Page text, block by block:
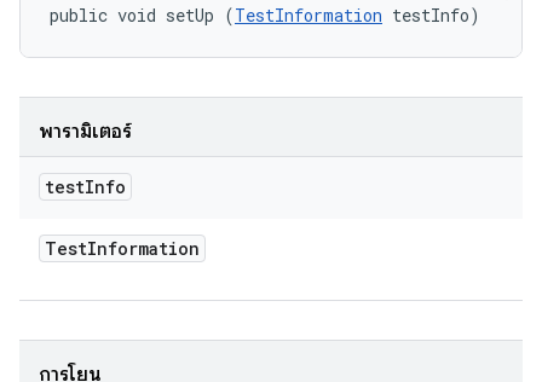
public void setUp (TestInformation testInfo)
พารามิเตอร์
testInfo
TestInformation
การโยน